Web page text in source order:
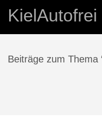
KielAutofrei
Beiträge zum Thema